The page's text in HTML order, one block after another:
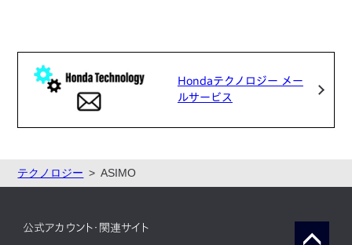
Hondaテクノロジー メー
ルサービス
テクノロジー ASIMO
公式アカウント・関連サイト